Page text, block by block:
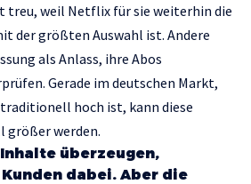
treu, weil Netflix für sie weiterhin die
der größten Auswahl ist. Andere
als Anlass, ihre Abos
Gerade im deutschen Markt,
hoch ist, kann diese
größer werden.
überzeugen,
dabei. Aber die